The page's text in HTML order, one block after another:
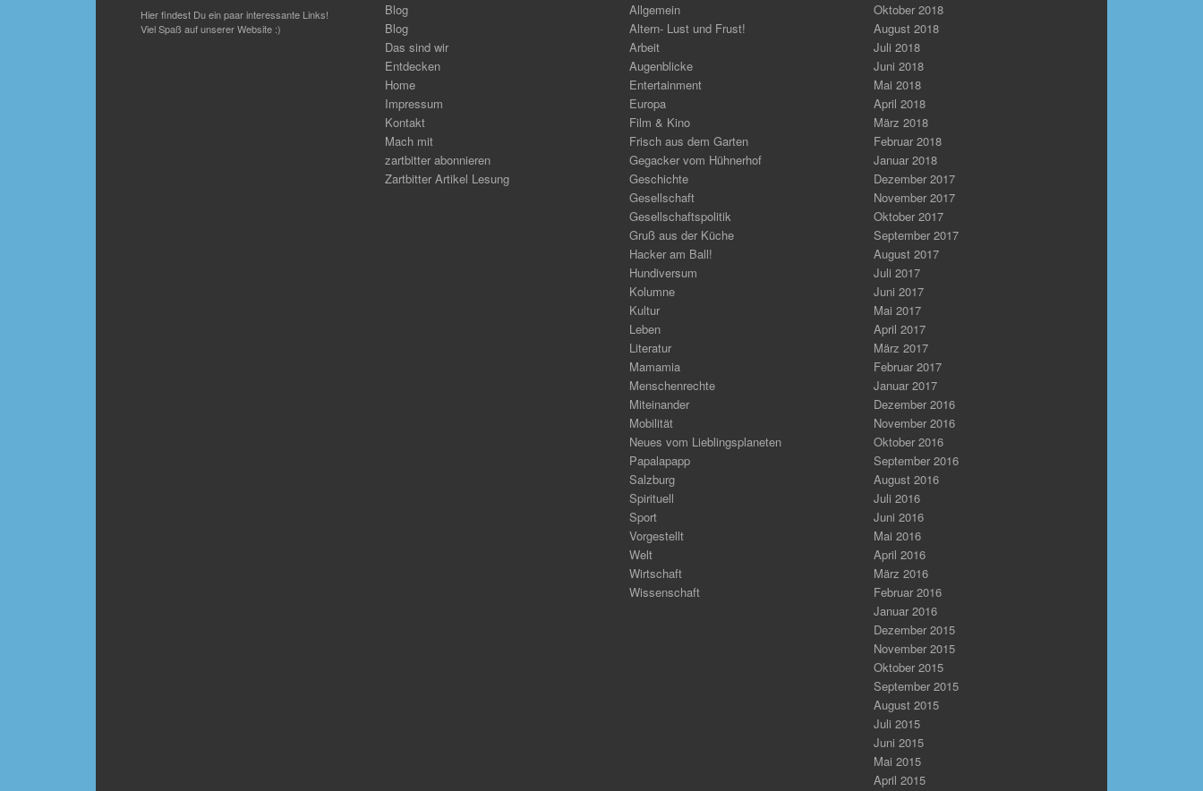
Hier findest Du ein paar interessante Links!
Viel Spaß auf unserer Website :)
Blog
Blog
Das sind wir
Entdecken
Home
Impressum
Kontakt
Mach mit
zartbitter abonnieren
Zartbitter Artikel Lesung
Allgemein
Altern- Lust und Frust!
Arbeit
Augenblicke
Entertainment
Europa
Film & Kino
Frisch aus dem Garten
Gegacker vom Hühnerhof
Geschichte
Gesellschaft
Gesellschaftspolitik
Gruß aus der Küche
Hacker am Ball!
Hundiversum
Kolumne
Kultur
Leben
Literatur
Mamamia
Menschenrechte
Miteinander
Mobilität
Neues vom Lieblingsplaneten
Papalapapp
Salzburg
Spirituell
Sport
Vorgestellt
Welt
Wirtschaft
Wissenschaft
Oktober 2018
August 2018
Juli 2018
Juni 2018
Mai 2018
April 2018
März 2018
Februar 2018
Januar 2018
Dezember 2017
November 2017
Oktober 2017
September 2017
August 2017
Juli 2017
Juni 2017
Mai 2017
April 2017
März 2017
Februar 2017
Januar 2017
Dezember 2016
November 2016
Oktober 2016
September 2016
August 2016
Juli 2016
Juni 2016
Mai 2016
April 2016
März 2016
Februar 2016
Januar 2016
Dezember 2015
November 2015
Oktober 2015
September 2015
August 2015
Juli 2015
Juni 2015
Mai 2015
April 2015